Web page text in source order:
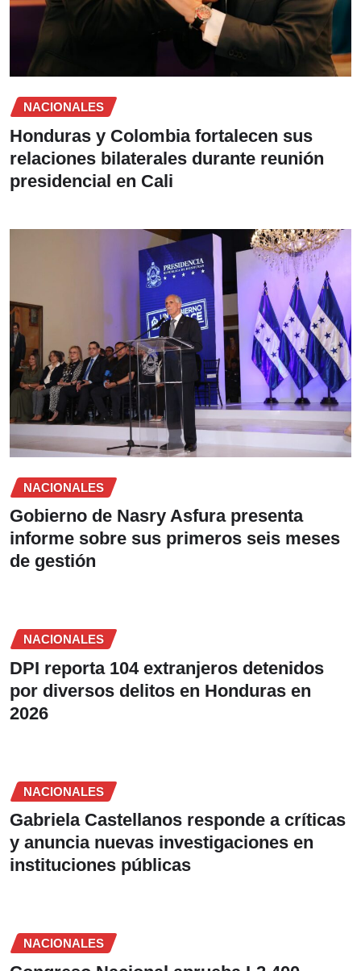
NACIONALES
Honduras y Colombia fortalecen sus
relaciones bilaterales durante reunión
presidencial en Cali
NACIONALES
Gobierno de Nasry Asfura presenta
informe sobre sus primeros seis meses
de gestión
NACIONALES
DPI reporta 104 extranjeros detenidos
por diversos delitos en Honduras en
2026
NACIONALES
Gabriela Castellanos responde a críticas
y anuncia nuevas investigaciones en
instituciones públicas
NACIONALES